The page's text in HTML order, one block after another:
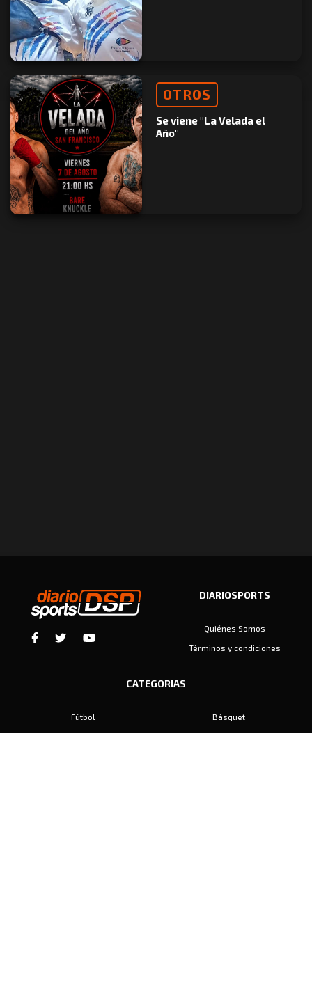
OTROS
Se viene "La Velada el
Año"
DIARIOSPORTS
Quiénes Somos
Términos y condiciones
CATEGORIAS
Fútbol
Básquet